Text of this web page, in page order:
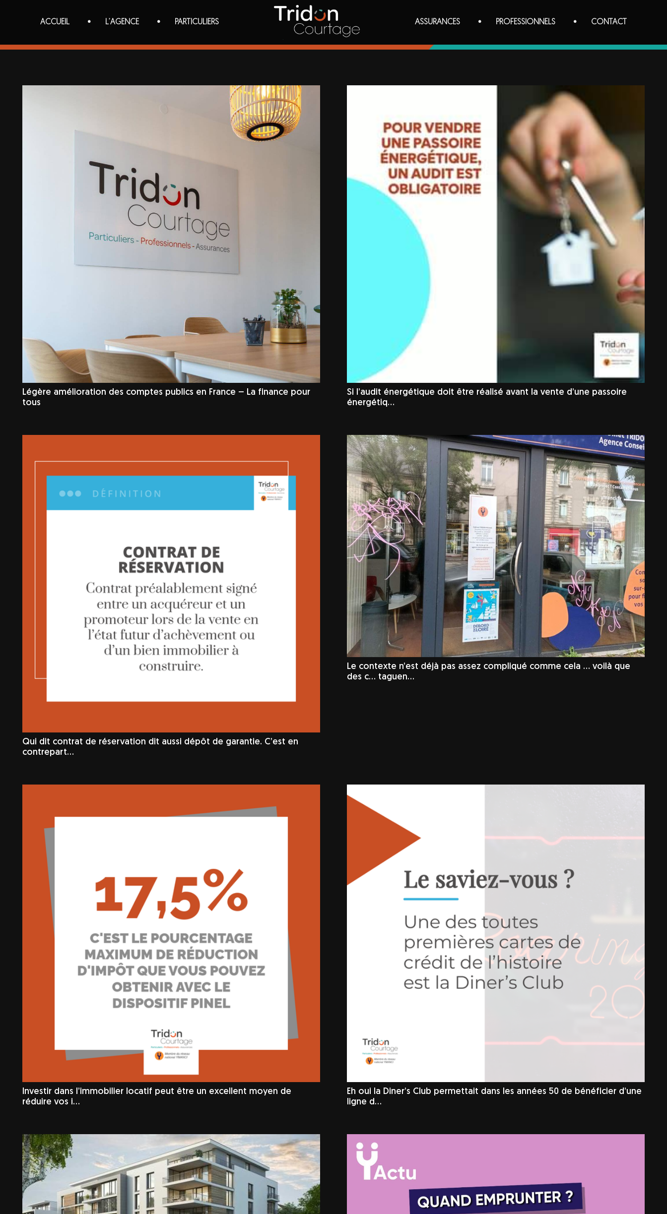
ACCUEIL L’AGENCE PARTICULIERS ASSURANCES PROFESSIONNELS CONTACT
Légère amélioration des comptes publics en France – La finance pour
tous
Si l’audit énergétique doit être réalisé avant la vente d’une passoire
énergétiq…
Qui dit contrat de réservation dit aussi dépôt de garantie. C’est en
contrepart…
Le contexte n’est déjà pas assez compliqué comme cela … voilà que
des c… taguen…
Investir dans l’immobilier locatif peut être un excellent moyen de
réduire vos i…
Eh oui la Diner’s Club permettait dans les années 50 de bénéficier d’une
ligne d…